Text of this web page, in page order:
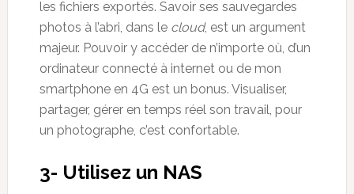
les fichiers exportés. Savoir ses sauvegardes
photos à l’abri, dans le cloud, est un argument
majeur. Pouvoir y accéder de n’importe où, d’un
ordinateur connecté à internet ou de mon
smartphone en 4G est un bonus. Visualiser,
partager, gérer en temps réel son travail, pour
un photographe, c’est confortable.
3- Utilisez un NAS